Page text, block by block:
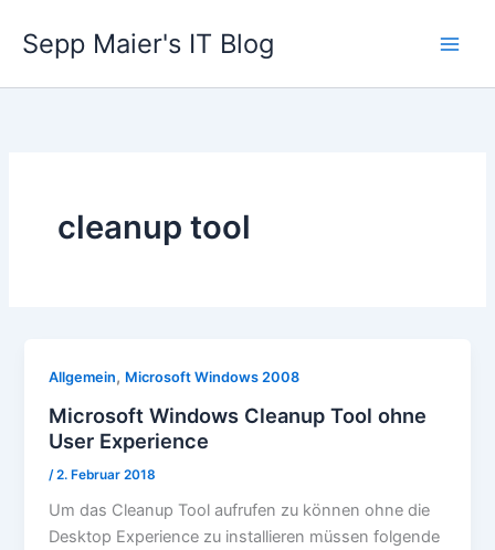
Inhalt
springen
Sepp Maier's IT Blog
cleanup tool
Allgemein, Microsoft Windows 2008
Microsoft Windows Cleanup Tool ohne
User Experience
/2. Februar 2018
Um das Cleanup Tool aufrufen zu können ohne die
Desktop Experience zu installieren müssen folgende